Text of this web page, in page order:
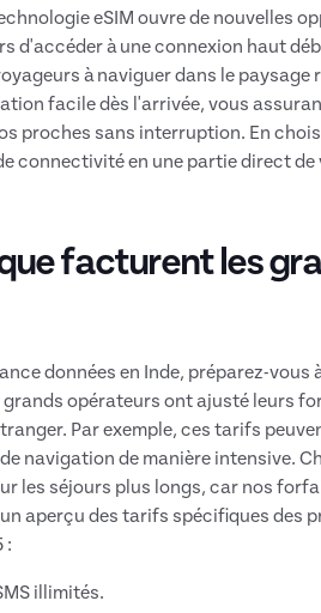
eSIM ouvre de nouvelles
d'accéder à une connexion haut
à naviguer dans le paysage
facile dès l'arrivée, vous
proches sans interruption. En
connectivité en une partie direct de
facturent les
données en Inde, préparez-vous
opérateurs ont ajusté leurs
Par exemple, ces tarifs
navigation de manière intensive.
les séjours plus longs, car nos
aperçu des tarifs spécifiques des
:
illimités.